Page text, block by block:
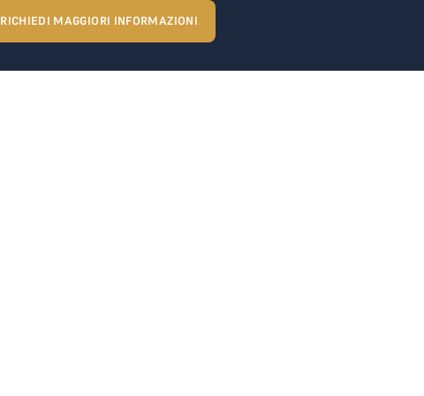
RICHIEDI MAGGIORI INFORMAZIONI